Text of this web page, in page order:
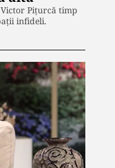
Pițurcă timp
infideli.